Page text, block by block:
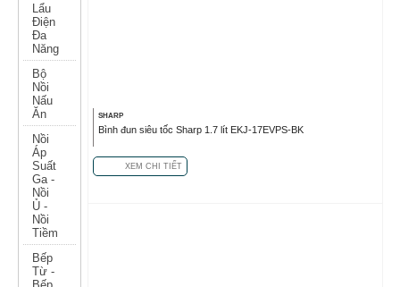
Lẩu
Điện
Đa
Năng
Bộ
Nồi
Nấu
Ăn
Nồi
Áp
Suất
Ga -
Nồi
Ủ -
Nồi
Tiềm
Bếp
Từ -
SHARP
Bình đun siêu tốc Sharp 1.7 lít EKJ-17EVPS-BK
XEM CHI TIẾT